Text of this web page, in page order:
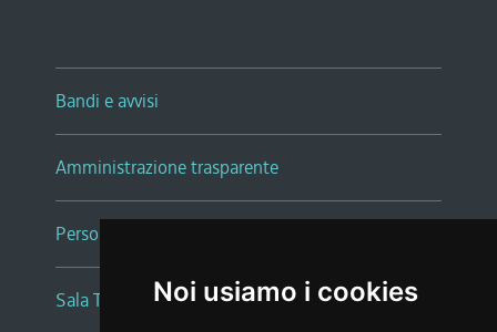
Noi usiamo i cookies
Bandi e avvisi
Amministrazione trasparente
Persone e Uffici
Sala Tiziano Tessitori